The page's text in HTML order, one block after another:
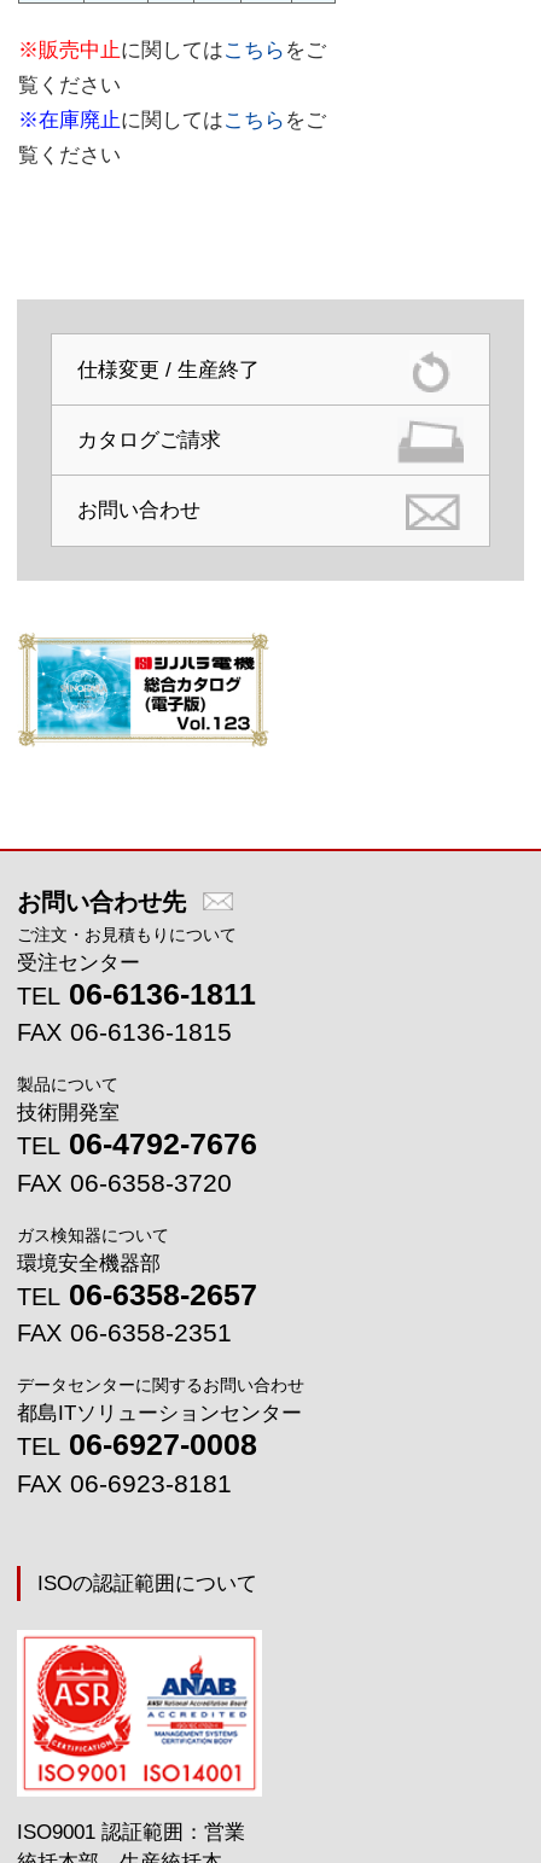
※販売中止に関してはこちら をご
覧ください
※在庫廃止に関してはこちら をご
覧ください
仕様変更 / 生産終了
カタログご請求
お問い合わせ
お問い合わせ先
ご注文・お見積もりについて
受注センター
TEL 06-6136-1811
FAX 06-6136-1815
製品について
技術開発室
TEL 06-4792-7676
FAX 06-6358-3720
ガス検知器について
環境安全機器部
TEL 06-6358-2657
FAX 06-6358-2351
データセンターに関するお問い合わせ
都島ITソリューションセンター
TEL 06-6927-0008
FAX 06-6923-8181
ISOの認証範囲について
ISO9001 認証範囲：営業